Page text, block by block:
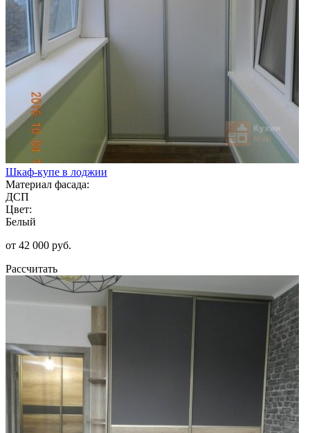
Шкаф-купе в лоджии
Материал фасада:
ДСП
Цвет:
Белый
от 42 000 руб.
Рассчитать